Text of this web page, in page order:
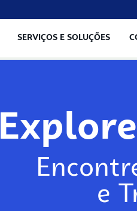
SERVIÇOS E SOLUÇÕES
Explore
e